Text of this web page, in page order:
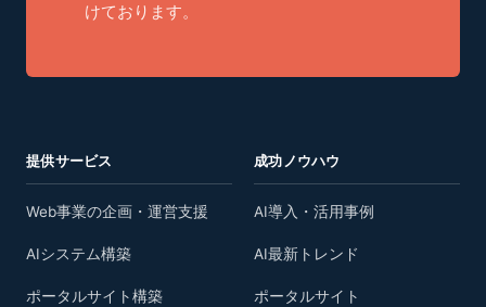
けております。
提供サービス
Web事業の企画・運営支援
AIシステム構築
ポータルサイト構築
成功ノウハウ
AI導入・活用事例
AI最新トレンド
ポータルサイト